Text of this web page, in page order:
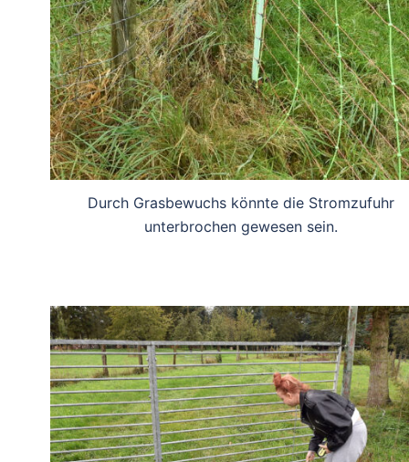
Durch Grasbewuchs könnte die Stromzufuhr
unterbrochen gewesen sein.